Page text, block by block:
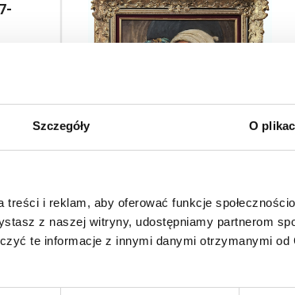
Szczegóły O
i reklam, aby oferować funkcje
z naszej witryny, udostępniamy partnerom
te informacje z innymi danymi otrzymanymi od